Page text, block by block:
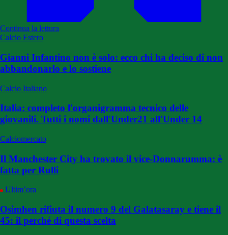
Continua la lettura
Calcio Estero
Gianni Infantino non è solo: ecco chi ha deciso di non
abbandonarlo e lo sostiene
Calcio Italiano
Italia: completo l'organigramma tecnico delle
giovanili. Tutti i nomi dall'Under21 all'Under 14
Calciomercato
Il Manchester City ha trovato il vice-Donnarumma: è
fatta per Rulli
Ultim’ora
Osimhen rifiuta il numero 9 del Galatasaray e tiene il
45: il perché di questa scelta